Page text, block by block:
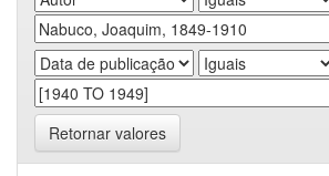
Retornar valores